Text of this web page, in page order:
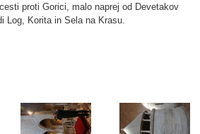
proti Gorici, malo naprej od Devetakov
Log, Korita in Sela na Krasu.